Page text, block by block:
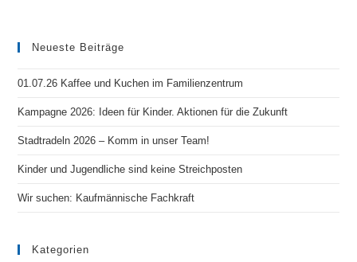
Neueste Beiträge
01.07.26 Kaffee und Kuchen im Familienzentrum
Kampagne 2026: Ideen für Kinder. Aktionen für die Zukunft
Stadtradeln 2026 – Komm in unser Team!
Kinder und Jugendliche sind keine Streichposten
Wir suchen: Kaufmännische Fachkraft
Kategorien